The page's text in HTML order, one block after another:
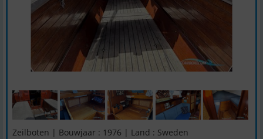
Zeilboten | Bouwjaar : 1976 | Land : Sweden